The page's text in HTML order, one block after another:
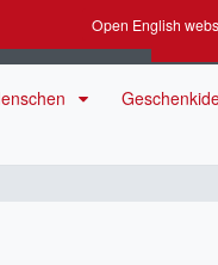
0 0
Open English